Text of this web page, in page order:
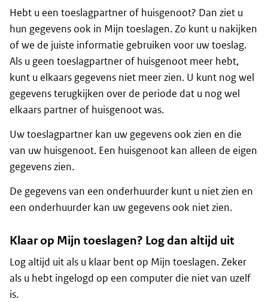
Hebt u een toeslagpartner of huisgenoot? Dan ziet u
hun gegevens ook in Mijn toeslagen. Zo kunt u nakijken
of we de juiste informatie gebruiken voor uw toeslag.
Als u geen toeslagpartner of huisgenoot meer hebt,
kunt u elkaars gegevens niet meer zien. U kunt nog wel
gegevens terugkijken over de periode dat u nog wel
elkaars partner of huisgenoot was.
Uw toeslagpartner kan uw gegevens ook zien en die
van uw huisgenoot. Een huisgenoot kan alleen de eigen
gegevens zien.
De gegevens van een onderhuurder kunt u niet zien en
een onderhuurder kan uw gegevens ook niet zien.
Klaar op Mijn toeslagen? Log dan altijd uit
Log altijd uit als u klaar bent op Mijn toeslagen. Zeker
als u hebt ingelogd op een computer die niet van uzelf
is.